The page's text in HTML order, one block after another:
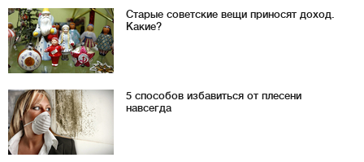
Старые советские вещи приносят доход.
Какие?
5 способов избавиться от плесени
навсегда